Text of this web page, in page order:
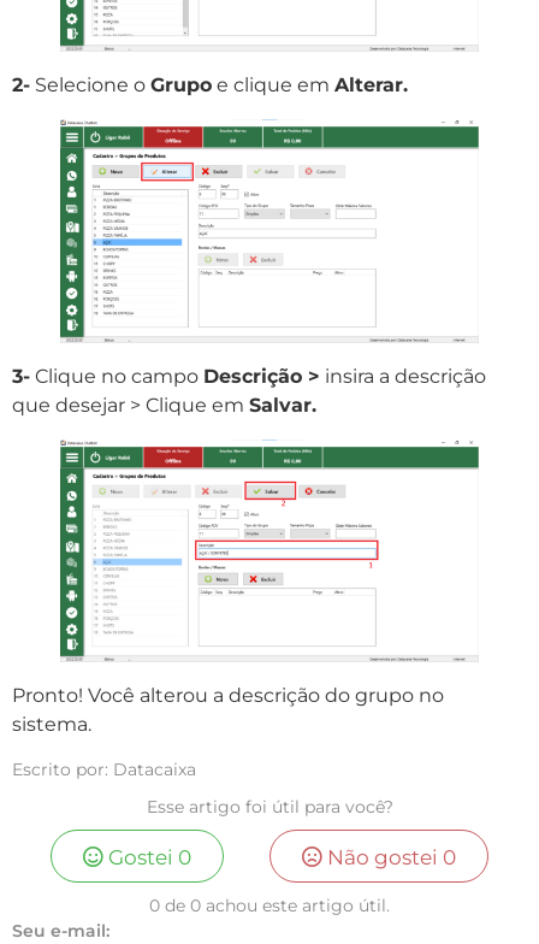
2- Selecione o Grupo e clique em Alterar.
3- Clique no campo Descrição > insira a descrição
que desejar > Clique em Salvar.
Pronto! Você alterou a descrição do grupo no
sistema.
Escrito por: Datacaixa
Esse artigo foi útil para você?
Gostei 0 Não gostei 0
0 de 0 achou este artigo útil.
Seu e-mail: